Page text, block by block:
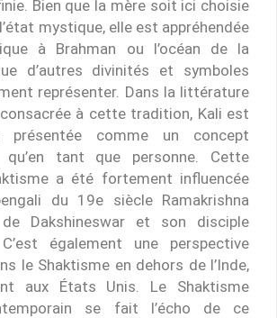
Bien que la mère soit ici choisie
mystique, elle est appréhendée
à Brahman ou l’océan de la
d’autres divinités et symboles
représenter. Dans la littérature
à cette tradition, Kali est
présentée comme un concept
qu’en tant que personne. Cette
a été fortement influencée
du 19e siècle Ramakrishna
de Dakshineswar et son disciple
C’est également une perspective
le Shaktisme en dehors de l’Inde,
aux États Unis. Le Shaktisme
se fait l’écho de ce